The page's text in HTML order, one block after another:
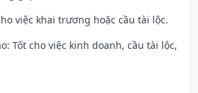
việc khai trương hoặc cầu tài lộc.
Tốt cho việc kinh doanh, cầu tài lộc,